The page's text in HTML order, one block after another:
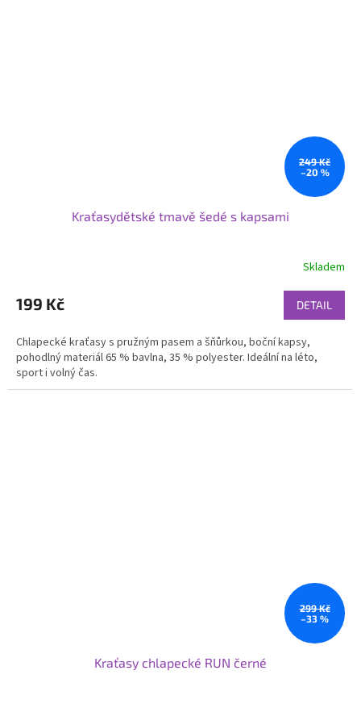
249 Kč
–20 %
Kraťasydětské tmavě šedé s kapsami
Skladem
199 Kč DETAIL
Chlapecké kraťasy s pružným pasem a šňůrkou, boční kapsy,
pohodlný materiál 65 % bavlna, 35 % polyester. Ideální na léto,
sport i volný čas.
299 Kč
–33 %
Kraťasy chlapecké RUN černé